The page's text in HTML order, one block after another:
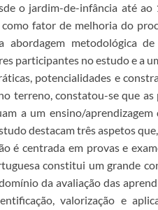
o jardim-de-infância até
fator de melhoria do
abordagem metodológica
participantes no estudo e a
potencialidades e
terreno, constatou-se que as
a um ensino/
destacam três aspetos
é centrada em provas e
constitui um grande
da avaliação das
valorização e